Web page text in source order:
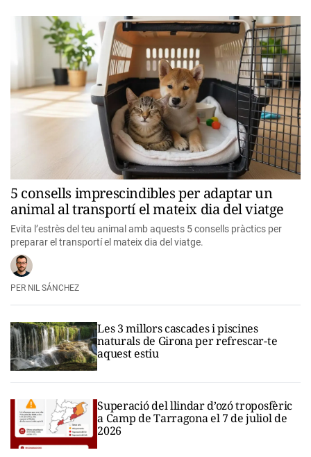
5 consells imprescindibles per adaptar un
animal al transportí el mateix dia del viatge
Evita l’estrès del teu animal amb aquests 5 consells pràctics per
preparar el transportí el mateix dia del viatge.
NIL SÁNCHEZ
Les 3 millors cascades i piscines
naturals de Girona per refrescar-te
aquest estiu
Superació del llindar d’ozó troposfèric
a Camp de Tarragona el 7 de juliol de
2026